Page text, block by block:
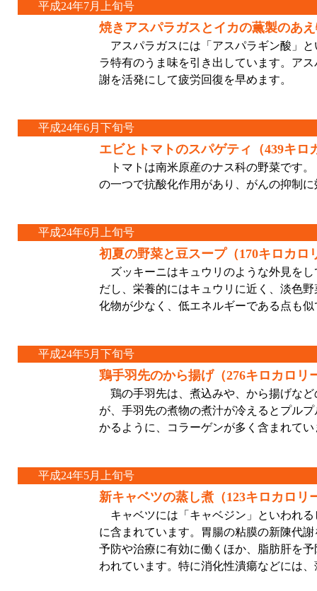
平成24年7月上旬号
焼きアスパラガスとイカの薫製のあ
アスパラガスには「アスパラギン酸」
ラ特有のうま味を引き出しています。ア
謝を活発にして疲労回復を早めます。
平成24年6月下旬号
エビとトマトのスパゲティ（439キロ
トマトは南米原産のナス科の野菜です
の一つで抗酸化作用があり、がんの抑制
平成24年6月上旬号
初夏の野菜と豆スープ（170キロカロ
ズッキーニはキュウリのような外見を
だし、栄養的にはキュウリに近く、淡色
化物が少なく、低エネルギーである点も
平成24年5月下旬号
鶏手羽先のから揚げ（276キロカロリ
鶏の手羽先は、煮込みや、から揚げな
が、手羽先の煮物の煮汁が冷えるとプル
かるように、コラーゲンが多く含まれてい
平成24年5月上旬号
新キャベツの蒸し煮（123キロカロリ
キャベツには「キャベジン」といわれ
に含まれています。胃腸の粘膜の新陳代
予防や治療に有効に働くほか、脂肪肝を
われています。特に消化性潰瘍などには